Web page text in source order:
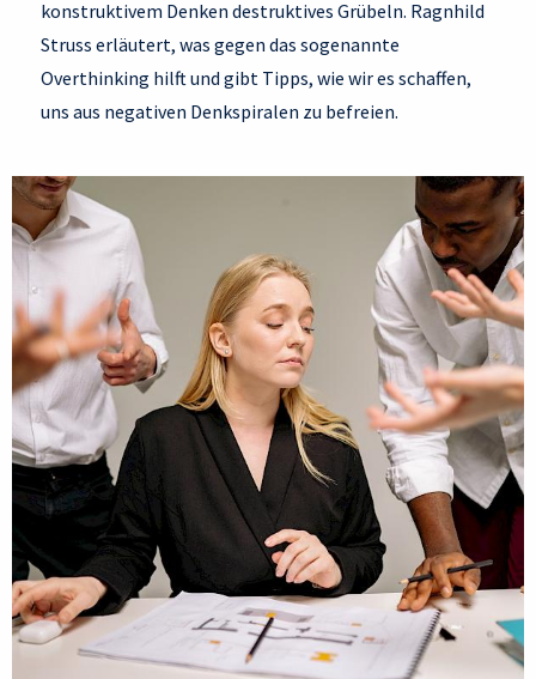
konstruktivem Denken destruktives Grübeln. Ragnhild
Struss erläutert, was gegen das sogenannte
Overthinking hilft und gibt Tipps, wie wir es schaffen,
uns aus negativen Denkspiralen zu befreien.